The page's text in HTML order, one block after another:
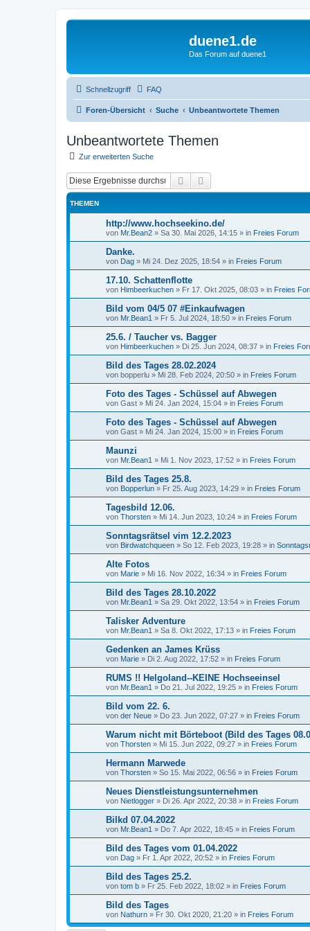
duene1.de
Das Forum auf duene1
Schnellzugriff FAQ
Foren-Übersicht Suche Unbeantwortete Themen
Unbeantwortete Themen
Zur erweiterten Suche
Suche
THEMEN
http://www.hochseekino.de/
von Mr.Bean2 » Sa 30. Mai 2026, 14:15 » in Freies Forum
Danke.
von Dag » Mi 24. Dez 2025, 18:54 » in Freies Forum
17.10. Schattenflotte
von Himbeerkuchen » Fr 17. Okt 2025, 08:03 » in Freies
Bild vom 04/5 07 #Einkaufwagen
von Mr.Bean1 » Fr 5. Jul 2024, 18:50 » in Freies Forum
25.6. / Taucher vs. Bagger
von Himbeerkuchen » Di 25. Jun 2024, 08:37 » in Freies
Bild des Tages 28.02.2024
von bopperlu » Mi 28. Feb 2024, 20:50 » in Freies Forum
Foto des Tages - Schüssel auf Abwegen
von Gast » Mi 24. Jan 2024, 15:04 » in Freies Forum
Foto des Tages - Schüssel auf Abwegen
von Gast » Mi 24. Jan 2024, 15:00 » in Freies Forum
Maunzi
von Mr.Bean1 » Mi 1. Nov 2023, 17:52 » in Freies Forum
Bild des Tages 25.8.
von Bopperlun » Fr 25. Aug 2023, 14:29 » in Freies Forum
Tagesbild 12.06.
von Thorsten » Mi 14. Jun 2023, 10:24 » in Freies Forum
Sonntagsrätsel vim 12.2.2023
von Birdwatchqueen » So 12. Feb 2023, 19:28 » in
Alte Fotos
von Marie » Mi 16. Nov 2022, 16:34 » in Freies Forum
Bild des Tages 28.10.2022
von Mr.Bean1 » Sa 29. Okt 2022, 13:54 » in Freies Forum
Talisker Adventure
von Mr.Bean1 » Sa 8. Okt 2022, 17:13 » in Freies Forum
Gedenken an James Krüss
von Marie » Di 2. Aug 2022, 17:52 » in Freies Forum
RUMS !! Helgoland--KEINE Hochseeinsel
von Mr.Bean1 » Do 21. Jul 2022, 19:25 » in Freies Forum
Bild vom 22. 6.
von der Neue » Do 23. Jun 2022, 07:27 » in Freies Forum
Warum nicht mit Börteboot (Bild des Tages
von Thorsten » Mi 15. Jun 2022, 09:27 » in Freies Forum
Hermann Marwede
von Thorsten » So 15. Mai 2022, 06:56 » in Freies Forum
Neues Dienstleistungsunternehmen
von Nietlogger » Di 26. Apr 2022, 20:38 » in Freies Forum
Bilkd 07.04.2022
von Mr.Bean1 » Do 7. Apr 2022, 18:45 » in Freies Forum
Bild des Tages vom 01.04.2022
von Dag » Fr 1. Apr 2022, 20:52 » in Freies Forum
Bild des Tages 25.2.
von tom b » Fr 25. Feb 2022, 18:02 » in Freies Forum
Bild des Tages
von Nathurn » Fr 30. Okt 2020, 21:20 » in Freies Forum